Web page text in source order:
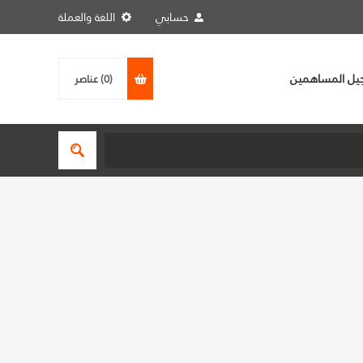
اللغة والعملة حسابي
المساهمين (0) عناصر